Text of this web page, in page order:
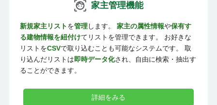
家主管理機能
新規家主リストを管理します。 家主の属性情報や保有す
る建物情報を紐付けてリストを管理できます。 お好きな
リストをCSVで取り込むことも可能なシステムです。 取
り込んだリストは即時データ化され、自由に検索・抽出す
ることができます。
詳細をみる